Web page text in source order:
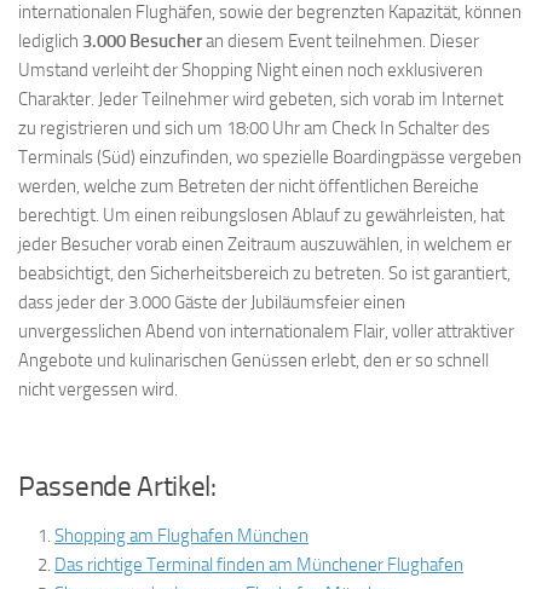
internationalen Flughäfen, sowie der begrenzten Kapazität, können
lediglich 3.000 Besucheran diesem Event teilnehmen. Dieser
Umstand verleiht der Shopping Night einen noch exklusiveren
Charakter. Jeder Teilnehmer wird gebeten, sich vorab im Internet
zu registrieren und sich um 18:00 Uhr am Check In Schalter des
Terminals (Süd) einzufinden, wo spezielle Boardingpässe vergeben
werden, welche zum Betreten der nicht öffentlichen Bereiche
berechtigt. Um einen reibungslosen Ablauf zu gewährleisten, hat
jeder Besucher vorab einen Zeitraum auszuwählen, in welchem er
beabsichtigt, den Sicherheitsbereich zu betreten. So ist garantiert,
dass jeder der 3.000 Gäste der Jubiläumsfeier einen
unvergesslichen Abend von internationalem Flair, voller attraktiver
Angebote und kulinarischen Genüssen erlebt, den er so schnell
nicht vergessen wird.
Passende Artikel:
Shopping am Flughafen München
Das richtige Terminal finden am Münchener Flughafen